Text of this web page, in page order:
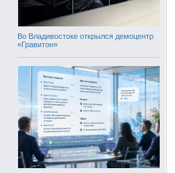
Во Владивостоке открылся демоцентр
«Гравитон»